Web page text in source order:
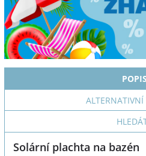
POPIS
ALTERNATIVNÍ
Solární plachta na bazén